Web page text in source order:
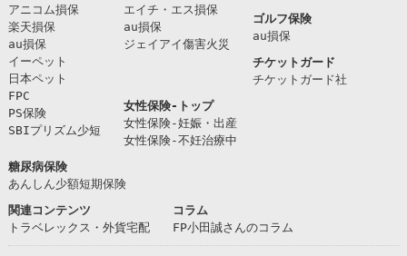
アニコム損保
楽天損保
au損保
イーペット
日本ペット
FPC
PS保険
SBIプリズム少短
エイチ・エス損保
au損保
ジェイアイ傷害火災
ゴルフ保険
au損保
チケットガード
チケットガード社
女性保険-トップ
女性保険-妊娠・出産
女性保険-不妊治療中
糖尿病保険
あんしん少額短期保険
関連コンテンツ
トラベレックス・外貨宅配
コラム
FP小田誠さんのコラム